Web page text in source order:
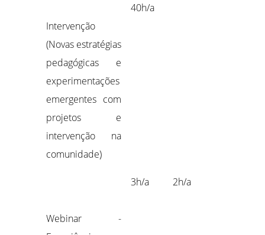
Intervenção
(Novas estratégias
pedagógicas e
experimentações
emergentes com
projetos e
intervenção na
comunidade)
40h/a
Webinar -
3h/a 2h/a